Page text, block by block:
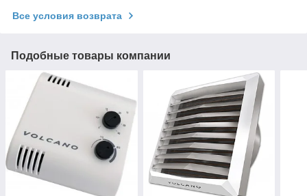
Все условия возврата
Подобные товары компании